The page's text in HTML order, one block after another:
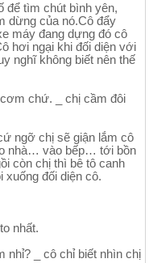
để tìm chút bình yên,
dừng của nó.Cô đẩy
máy đang dựng đó cô
hơi ngại khi đối diện với
nghĩ không biết nên thế
chứ. _ chị cầm đôi
ngỡ chị sẽ giận lắm cô
nhà… vào bếp… tới bồn
còn chị thì bê tô canh
xuống đối diện cô.
nhất.
nhỉ? _ cô chỉ biết nhìn chị